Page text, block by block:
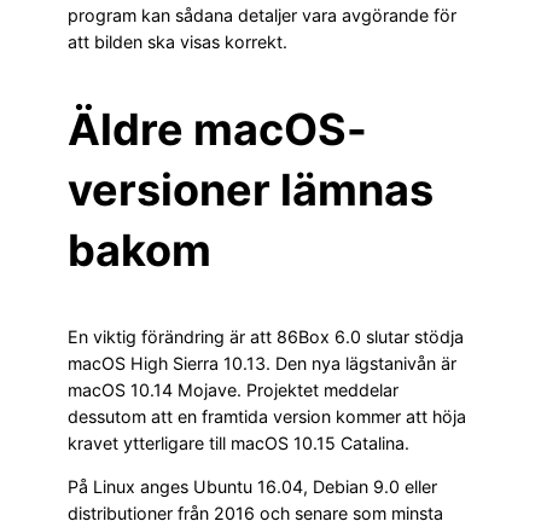
program kan sådana detaljer vara avgörande för
att bilden ska visas korrekt.
Äldre macOS-
versioner lämnas
bakom
En viktig förändring är att 86Box 6.0 slutar stödja
macOS High Sierra 10.13. Den nya lägstanivån är
macOS 10.14 Mojave. Projektet meddelar
dessutom att en framtida version kommer att höja
kravet ytterligare till macOS 10.15 Catalina.
På Linux anges Ubuntu 16.04, Debian 9.0 eller
distributioner från 2016 och senare som minsta